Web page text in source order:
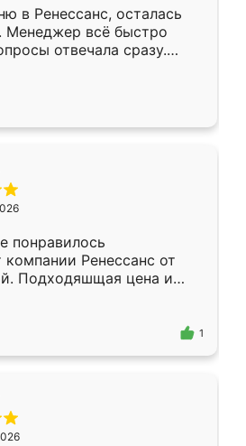
в Ренессанс, осталась
Менеджер всё быстро
отвечала сразу.
в субботу, подошёл к
Собрали
аккуратно, даже
понравилось
Ренессанс от
Подходяшщая цена и
Приехавший
Владислав
эскизу самый
1